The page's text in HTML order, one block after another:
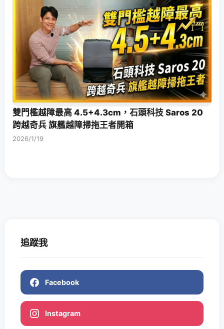
雙門檻越障最高 4.5+4.3cm，石頭科技 Saros 20
跨越奇兵 旗艦越障掃拖王者開箱
2026/1/19
追蹤我
Facebook
Instagram